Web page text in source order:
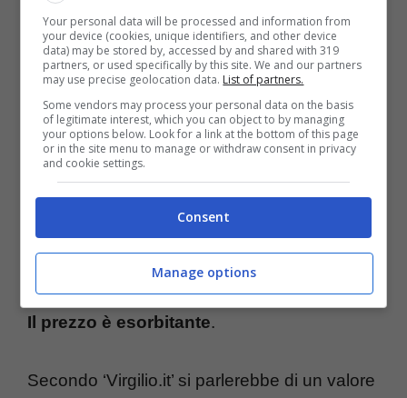
Schumi, è in vendita
Una decisione che i tifosi di Michael
Schumacher hanno accolto con grande
stupore. La Ferrari F2001b, quella che
(quello del suo terzo Mondiale vinto in
Ferrari, il quinto personale) è stata messa in
vendita dalla nota casa d’aste Rm Sotheby’s.
Il prezzo è esorbitante.
Secondo ‘Virgilio.it’ si parlerebbe di un valore
Your personal data will be processed and information from
your device (cookies, unique identifiers, and other device
data) may be stored by, accessed by and shared with 319
partners, or used specifically by this site. We and our partners
may use precise geolocation data. List of partners.
Some vendors may process your personal data on the basis
of legitimate interest, which you can object to by managing
your options below. Look for a link at the bottom of this page
or in the site menu to manage or withdraw consent in privacy
and cookie settings.
Consent
Manage options